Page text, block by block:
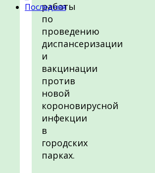
работы
по
проведению
диспансеризации
и
вакцинации
против
новой
короновирусной
инфекции
в
городских
парках.
Последняя